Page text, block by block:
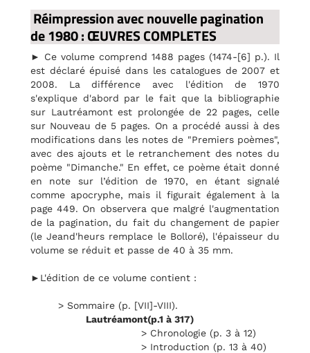
Réimpression avec nouvelle pagination
de 1980 : ŒUVRES COMPLETES
► Ce volume comprend 1488 pages (1474-[6] p.). Il
est déclaré épuisé dans les catalogues de 2007 et
2008. La différence avec l'édition de 1970
s'explique d'abord par le fait que la bibliographie
sur Lautréamont est prolongée de 22 pages, celle
sur Nouveau de 5 pages. On a procédé aussi à des
modifications dans les notes de "Premiers poèmes",
avec des ajouts et le retranchement des notes du
poème "Dimanche." En effet, ce poème était donné
en note sur l’édition de 1970, en étant signalé
comme apocryphe, mais il figurait également à la
page 449. On observera que malgré l'augmentation
de la pagination, du fait du changement de papier
(le Jeand'heurs remplace le Bolloré), l'épaisseur du
volume se réduit et passe de 40 à 35 mm.
►L'édition de ce volume contient :
> Sommaire (p. [VII]-VIII).
Lautréamont(p.1 à 317)
> Chronologie (p. 3 à 12)
> Introduction (p. 13 à 40)